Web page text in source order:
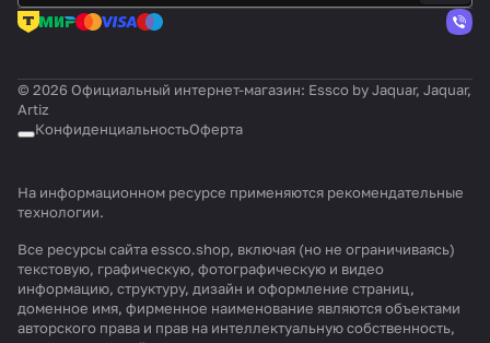
© 2026 Официальный интернет-магазин: Essco by Jaquar, Jaquar,
Artiz
КонфиденциальностьОферта
На информационном ресурсе применяются рекомендательные
технологии.
Все ресурсы сайта essco.shop, включая (но не ограничиваясь)
текстовую, графическую, фотографическую и видео
информацию, структуру, дизайн и оформление страниц,
доменное имя, фирменное наименование являются объектами
авторского права и прав на интеллектуальную собственность,